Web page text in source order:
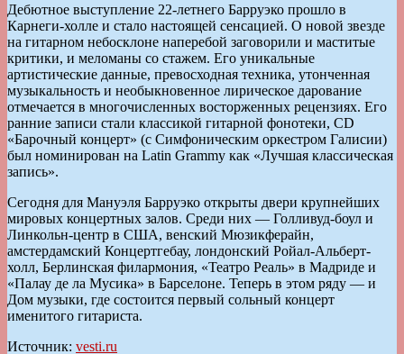
Дебютное выступление 22-летнего Барруэко прошло в
Карнеги-холле и стало настоящей сенсацией. О новой звезде
на гитарном небосклоне наперебой заговорили и маститые
критики, и меломаны со стажем. Его уникальные
артистические данные, превосходная техника, утонченная
музыкальность и необыкновенное лирическое дарование
отмечается в многочисленных восторженных рецензиях. Его
ранние записи стали классикой гитарной фонотеки, CD
«Барочный концерт» (с Симфоническим оркестром Галисии)
был номинирован на Latin Grammy как «Лучшая классическая
запись».
Сегодня для Мануэля Барруэко открыты двери крупнейших
мировых концертных залов. Среди них — Голливуд-боул и
Линкольн-центр в США, венский Мюзикферайн,
амстердамский Концертгебау, лондонский Ройал-Альберт-
холл, Берлинская филармония, «Театро Реаль» в Мадриде и
«Палау де ла Мусика» в Барселоне. Теперь в этом ряду — и
Дом музыки, где состоится первый сольный концерт
именитого гитариста.
Источник: vesti.ru